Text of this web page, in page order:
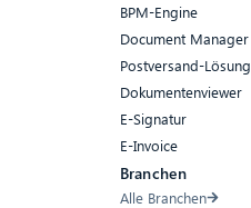
BPM-Engine
Document Manager
Postversand-Lösung
Dokumentenviewer
E-Signatur
E-Invoice
Branchen
Alle Branchen